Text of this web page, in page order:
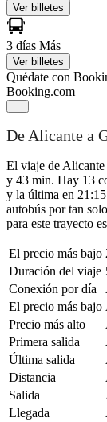
Ver billetes
3 días Más
Ver billetes
Quédate con
Booking.com
De Alicante a
El viaje de Alicante
y 43 min. Hay 13
y la última en
autobús por tan
para este trayecto
El precio más bajo
Duración del viaje
Conexión por día
El precio más bajo
Precio más alto
Primera salida
Última salida
Distancia
Salida
Llegada